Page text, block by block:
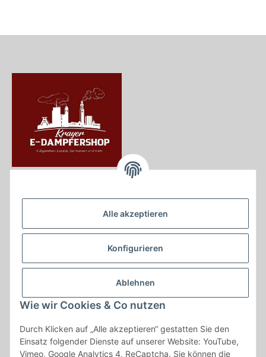
Alle akzeptieren
Konfigurieren
Ablehnen
Wie wir Cookies & Co nutzen
Durch Klicken auf „Alle akzeptieren“ gestatten Sie den
Einsatz folgender Dienste auf unserer Website: YouTube,
Vimeo, Google Analytics 4, ReCaptcha. Sie können die
Krayerstraße 249
Tel.:0201555402
info@krayer-edampfer-shop.de
Gesetzliche Informationen
Informationen
Vertrag widerrufen